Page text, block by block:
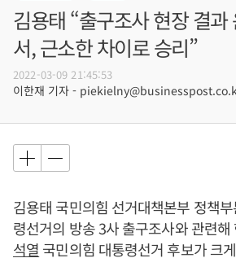
김용태 “출구조사 현장 결
서, 근소한 차이로 승리”
2022-03-09 21:45:53
이한재 기자 -
김용태 국민의힘 선거대책본부 정책
령선거의 방송 3사 출구조사와 관련
석열 국민의힘 대통령선거 후보가 크